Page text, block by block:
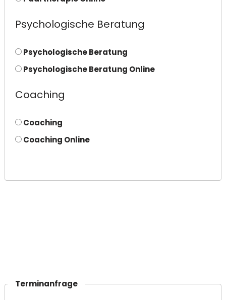
Psychologische Beratung
Psychologische Beratung
Psychologische Beratung Online
Coaching
Coaching
Coaching Online
Terminanfrage